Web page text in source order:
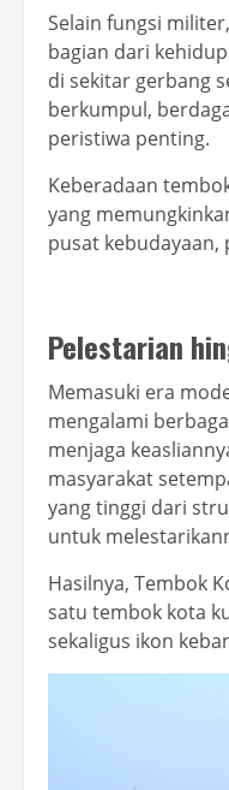
Selain fungsi
bagian dari
di sekitar gerbang
berkumpul,
peristiwa penting.
Keberadaan
yang
pusat kebudayaan,
Pelestarian
Memasuki era
mengalami
menjaga
masyarakat
yang tinggi dari
untuk
Hasilnya, Tembok
satu tembok kota
sekaligus ikon